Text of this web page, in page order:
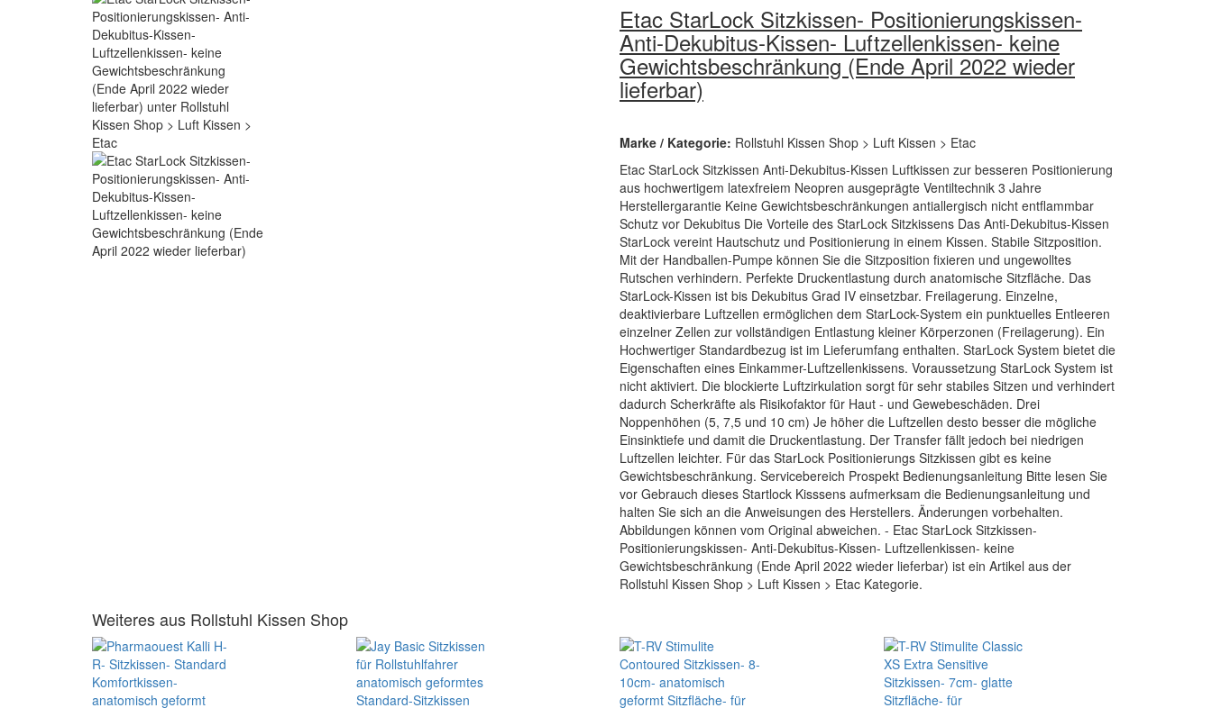
Etac StarLock Sitzkissen- Positionierungskissen-
Anti-Dekubitus-Kissen- Luftzellenkissen- keine
Gewichtsbeschränkung (Ende April 2022 wieder
lieferbar)
Marke / Kategorie: Rollstuhl Kissen Shop > Luft Kissen > Etac
Etac StarLock Sitzkissen Anti-Dekubitus-Kissen Luftkissen zur besseren Positionierung
aus hochwertigem latexfreiem Neopren ausgeprägte Ventiltechnik 3 Jahre
Herstellergarantie Keine Gewichtsbeschränkungen antiallergisch nicht entflammbar
Schutz vor Dekubitus Die Vorteile des StarLock Sitzkissens Das Anti-Dekubitus-Kissen
StarLock vereint Hautschutz und Positionierung in einem Kissen. Stabile Sitzposition.
Mit der Handballen-Pumpe können Sie die Sitzposition fixieren und ungewolltes
Rutschen verhindern. Perfekte Druckentlastung durch anatomische Sitzfläche. Das
StarLock-Kissen ist bis Dekubitus Grad IV einsetzbar. Freilagerung. Einzelne,
deaktivierbare Luftzellen ermöglichen dem StarLock-System ein punktuelles Entleeren
einzelner Zellen zur vollständigen Entlastung kleiner Körperzonen (Freilagerung). Ein
Hochwertiger Standardbezug ist im Lieferumfang enthalten. StarLock System bietet die
Eigenschaften eines Einkammer-Luftzellenkissens. Voraussetzung StarLock System ist
nicht aktiviert. Die blockierte Luftzirkulation sorgt für sehr stabiles Sitzen und verhindert
dadurch Scherkräfte als Risikofaktor für Haut - und Gewebeschäden. Drei
Noppenhöhen (5, 7,5 und 10 cm) Je höher die Luftzellen desto besser die mögliche
Einsinktiefe und damit die Druckentlastung. Der Transfer fällt jedoch bei niedrigen
Luftzellen leichter. Für das StarLock Positionierungs Sitzkissen gibt es keine
Gewichtsbeschränkung. Servicebereich Prospekt Bedienungsanleitung Bitte lesen Sie
vor Gebrauch dieses Startlock Kisssens aufmerksam die Bedienungsanleitung und
halten Sie sich an die Anweisungen des Herstellers. Änderungen vorbehalten.
Abbildungen können vom Original abweichen. - Etac StarLock Sitzkissen-
Positionierungskissen- Anti-Dekubitus-Kissen- Luftzellenkissen- keine
Gewichtsbeschränkung (Ende April 2022 wieder lieferbar) ist ein Artikel aus der
Rollstuhl Kissen Shop > Luft Kissen > Etac Kategorie.
Weiteres aus Rollstuhl Kissen Shop